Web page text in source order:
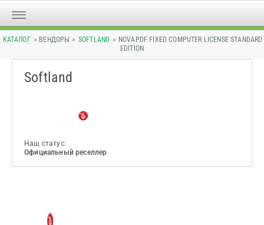
КАТАЛОГ > ВЕНДОРЫ > SOFTLAND > NOVAPDF FIXED COMPUTER LICENSE STANDARD
EDITION
Softland
Наш статус:
Официальный реселлер